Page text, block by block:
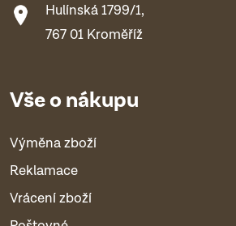
Hulínská 1799/1,
767 01 Kroměříž
Vše o nákupu
Výměna zboží
Reklamace
Vrácení zboží